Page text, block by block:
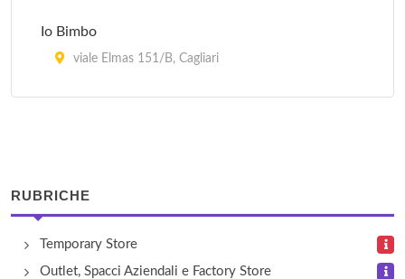
Io Bimbo
viale Elmas 151/B, Cagliari
RUBRICHE
Temporary Store
Outlet, Spacci Aziendali e Factory Store